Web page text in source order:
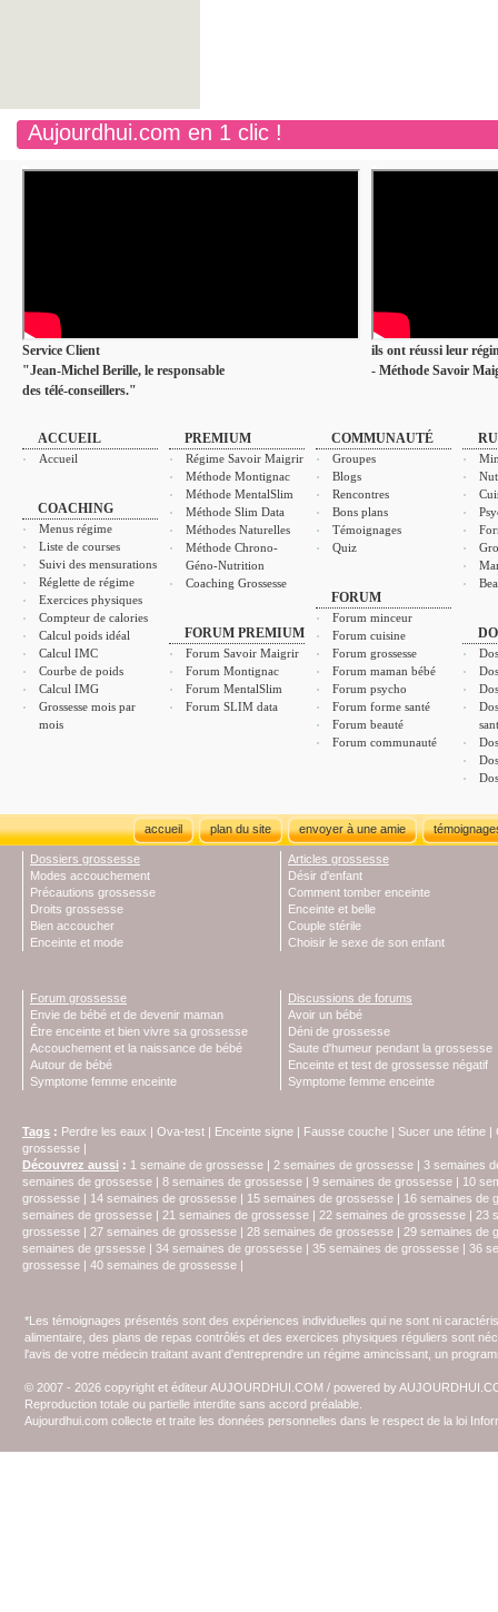
Aujourdhui.com en 1 clic !
Service Client
"Jean-Michel Berille, le responsable
des télé-conseillers."
ils ont réussi leur
- Méthode Savoir
ACCUEIL
Accueil
COACHING
Menus régime
Liste de courses
Suivi des mensurations
Réglette de régime
Exercices physiques
Compteur de calories
Calcul poids idéal
Calcul IMC
Courbe de poids
Calcul IMG
Grossesse mois par
mois
PREMIUM
Régime Savoir Maigrir
Méthode Montignac
Méthode MentalSlim
Méthode Slim Data
Méthodes Naturelles
Méthode Chrono-
Géno-Nutrition
Coaching Grossesse
FORUM PREMIUM
Forum Savoir Maigrir
Forum Montignac
Forum MentalSlim
Forum SLIM data
COMMUNAUTÉ
Groupes
Blogs
Rencontres
Bons plans
Témoignages
Quiz
FORUM
Forum minceur
Forum cuisine
Forum grossesse
Forum maman bébé
Forum psycho
Forum forme santé
Forum beauté
Forum communauté
accueil plan du site envoyer à une amie
Dossiers grossesse
Modes accouchement
Précautions grossesse
Droits grossesse
Bien accoucher
Enceinte et mode
Articles grossesse
Désir d'enfant
Comment tomber enceinte
Enceinte et belle
Couple stérile
Choisir le sexe de son enfant
Forum grossesse
Envie de bébé et de devenir maman
Être enceinte et bien vivre sa grossesse
Accouchement et la naissance de bébé
Autour de bébé
Symptome femme enceinte
Discussions de forums
Avoir un bébé
Déni de grossesse
Saute d'humeur pendant la grossesse
Enceinte et test de grossesse négatif
Symptome femme enceinte
Tags : Perdre les eaux | Ova-test | Enceinte signe | Fausse couche | Sucer une tétine |
grossesse |
Découvrez aussi : 1 semaine de grossesse | 2 semaines de grossesse | 3 semaines
semaines de grossesse | 8 semaines de grossesse | 9 semaines de grossesse | 10
grossesse | 14 semaines de grossesse | 15 semaines de grossesse | 16 semaines de
semaines de grossesse | 21 semaines de grossesse | 22 semaines de grossesse | 23
grossesse | 27 semaines de grossesse | 28 semaines de grossesse | 29 semaines de
semaines de grssesse | 34 semaines de grossesse | 35 semaines de grossesse | 36
grossesse | 40 semaines de grossesse |
*Les témoignages présentés sont des expériences individuelles qui ne sont ni
alimentaire, des plans de repas contrôlés et des exercices physiques réguliers sont
l'avis de votre médecin traitant avant d'entreprendre un régime amincissant, un
© 2007 - 2026 copyright et éditeur AUJOURDHUI.COM / powered by
Reproduction totale ou partielle interdite sans accord préalable.
Aujourdhui.com collecte et traite les données personnelles dans le respect de la loi